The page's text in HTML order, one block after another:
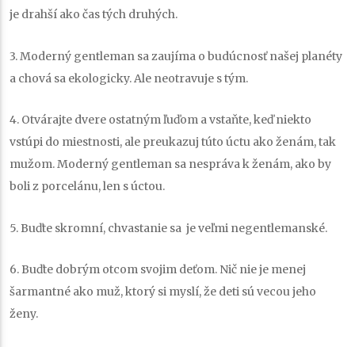
je drahší ako čas tých druhých.
3. Moderný gentleman sa zaujíma o budúcnosť našej planéty
a chová sa ekologicky. Ale neotravuje s tým.
4. Otvárajte dvere ostatným ľuďom a vstaňte, keď niekto
vstúpi do miestnosti, ale preukazuj túto úctu ako ženám, tak
mužom. Moderný gentleman sa nespráva k ženám, ako by
boli z porcelánu, len s úctou.
5. Buďte skromní, chvastanie sa je veľmi negentlemanské.
6. Buďte dobrým otcom svojim deťom. Nič nie je menej
šarmantné ako muž, ktorý si myslí, že deti sú vecou jeho
ženy.